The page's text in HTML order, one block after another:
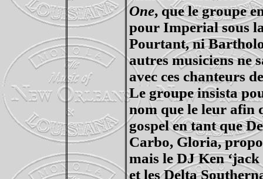
One, que le groupe
pour Imperial sous
Pourtant, ni
autres musiciens ne
avec ces chanteurs
Le groupe insista
nom que le leur afin
gospel en tant que
Carbo, Gloria,
mais le DJ Ken
et les Delta